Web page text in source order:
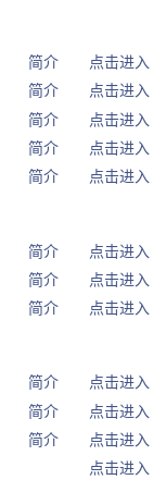
点击进入
简介
点击进入
简介
点击进入
简介
点击进入
简介
点击进入
简介
点击进入
简介
点击进入
简介
点击进入
简介
点击进入
简介
点击进入
简介
点击进入
简介
点击进入